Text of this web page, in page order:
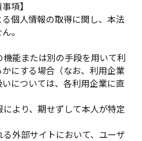
項】
個人情報の取得に関し、本法
。
能または別の手段を用いて利
にする場合（なお、利用企業
については、各利用企業に直
より、期せずして本人が特定
外部サイトにおいて、ユーザ